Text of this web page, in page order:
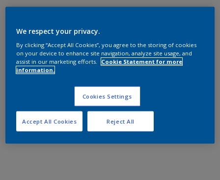
We respect your privacy.
By clicking “Accept All Cookies”, you agree to the storing of cookies
on your device to enhance site navigation, analyze site usage, and
assist in our marketing efforts.
Cookie Statement for more
information.
Cookies Settings
Reject All
Accept All Cookies